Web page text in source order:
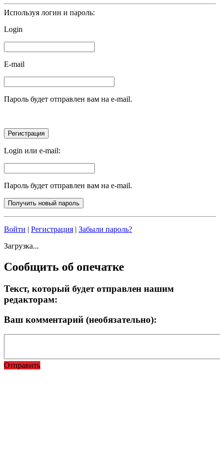
Используя логин и пароль:
Login
E-mail
Пароль будет отправлен вам на e-mail.
Login или e-mail:
Пароль будет отправлен вам на e-mail.
Войти | Регистрация | Забыли пароль?
Загрузка...
Сообщить об опечатке
Текст, который будет отправлен нашим
редакторам:
Ваш комментарий (необязательно):
Отправить